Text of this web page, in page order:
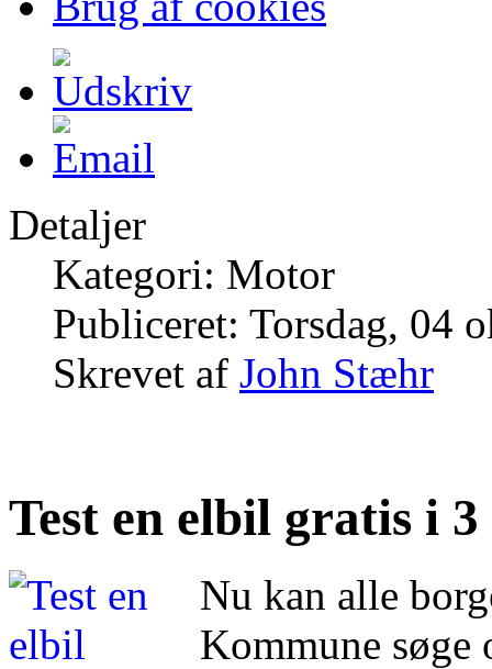
Detaljer
Kategori: Motor
Publiceret: Torsdag, 04
Skrevet af John Stæhr
Test en elbil gratis i
Nu kan alle
Kommune søge